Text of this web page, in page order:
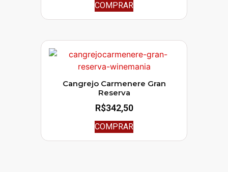
COMPRAR
Cangrejo Carmenere Gran
Reserva
R$342,50
COMPRAR